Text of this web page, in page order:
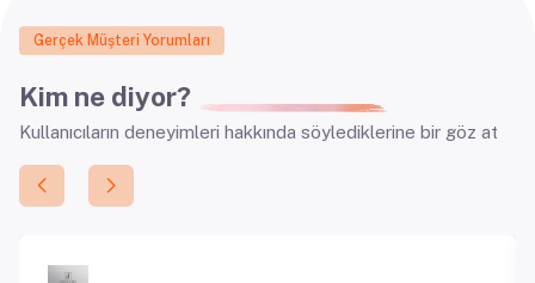
Gerçek Müşteri Yorumları
Kim ne diyor?
Kullanıcıların deneyimleri hakkında söylediklerine bir göz at